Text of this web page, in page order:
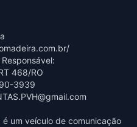
468/RO
3939
um veículo de comunicação